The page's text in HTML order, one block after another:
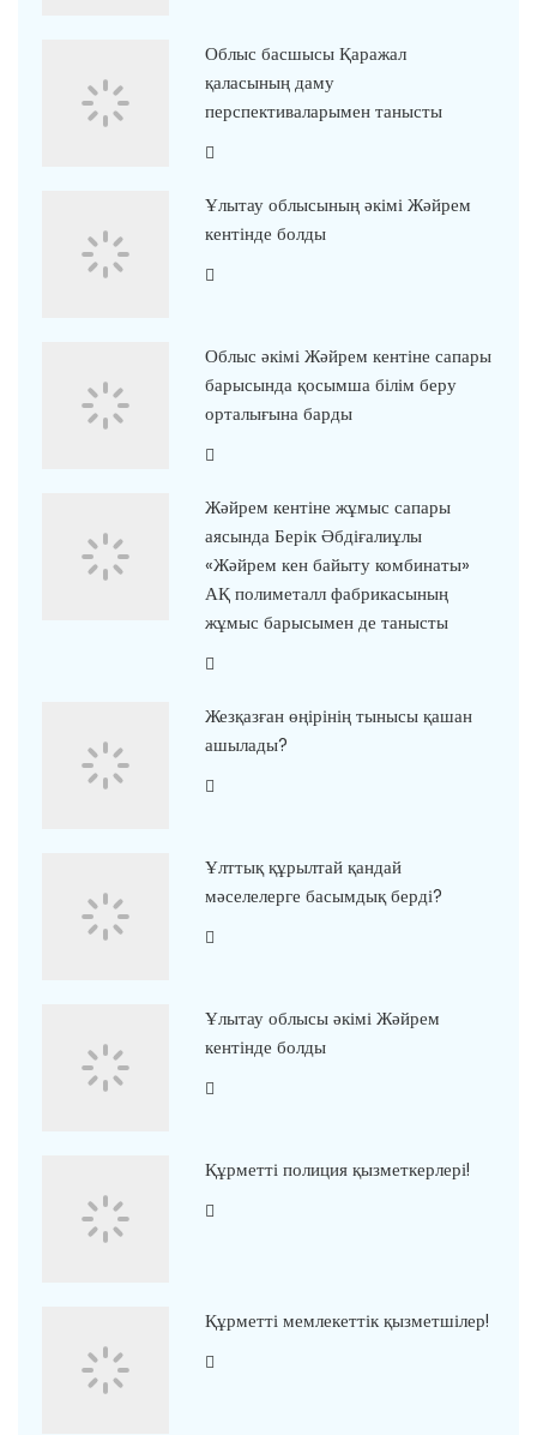
Облыс басшысы Қаражал
қаласының даму
перспективаларымен танысты
Ұлытау облысының әкімі Жәйрем
кентінде болды
Облыс әкімі Жәйрем кентіне сапары
барысында қосымша білім беру
орталығына барды
Жәйрем кентіне жұмыс сапары
аясында Берік Әбдіғалиұлы
«Жәйрем кен байыту комбинаты»
АҚ полиметалл фабрикасының
жұмыс барысымен де танысты
Жезқазған өңірінің тынысы қашан
ашылады?
Ұлттық құрылтай қандай
мәселелерге басымдық берді?
Ұлытау облысы әкімі Жәйрем
кентінде болды
Құрметті полиция қызметкерлері!
Құрметті мемлекеттік қызметшілер!